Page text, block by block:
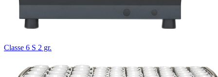
Classe 6 S 2 gr.